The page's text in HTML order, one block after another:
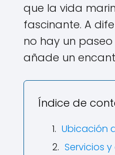
que la vida
fascinante. A
no hay un
añade un
Índice de
Ubicación
Servicios